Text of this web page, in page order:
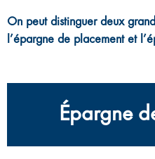
On peut distinguer deux
l’épargne de placement et
Épargne